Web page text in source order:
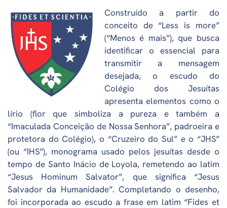
Construído a partir do
conceito de “Less is more”
(“Menos é mais”), que busca
identificar o essencial para
transmitir a mensagem
desejada, o escudo do
Colégio dos Jesuítas
apresenta elementos como o
lírio (flor que simboliza a pureza e também a
“Imaculada Conceição de Nossa Senhora”, padroeira e
protetora do Colégio), o “Cruzeiro do Sul” e o “JHS”
(ou “IHS”), monograma usado pelos jesuítas desde o
tempo de Santo Inácio de Loyola, remetendo ao latim
“Jesus Hominum Salvator”, que significa “Jesus
Salvador da Humanidade”. Completando o desenho,
foi incorporada ao escudo a frase em latim “Fides et